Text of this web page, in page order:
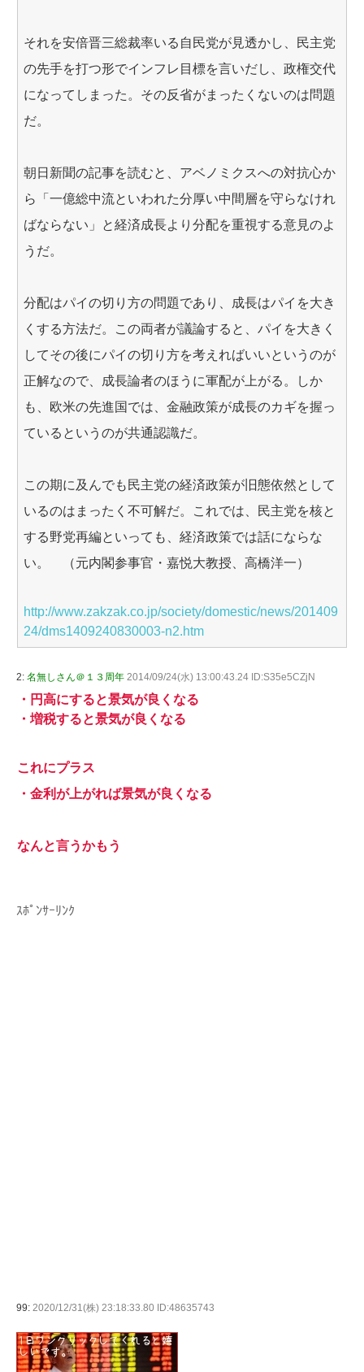
それを安倍晋三総裁率いる自民党が見透かし、民主党
の先手を打つ形でインフレ目標を言いだし、政権交代
になってしまった。その反省がまったくないのは問題
だ。
朝日新聞の記事を読むと、アベノミクスへの対抗心か
ら「一億総中流といわれた分厚い中間層を守らなけれ
ばならない」と経済成長より分配を重視する意見のよ
うだ。
分配はパイの切り方の問題であり、成長はパイを大き
くする方法だ。この両者が議論すると、パイを大きく
してその後にパイの切り方を考えればいいというのが
正解なので、成長論者のほうに軍配が上がる。しか
も、欧米の先進国では、金融政策が成長のカギを握っ
ているというのが共通認識だ。
この期に及んでも民主党の経済政策が旧態依然として
いるのはまったく不可解だ。これでは、民主党を核と
する野党再編といっても、経済政策では話にならな
い。 （元内閣参事官・嘉悦大教授、高橋洋一）
http://www.zakzak.co.jp/society/domestic/news/201409
24/dms1409240830003-n2.htm
2: 名無しさん＠１３周年 2014/09/24(水) 13:00:43.24 ID:S35e5CZjN
・円高にすると景気が良くなる
・増税すると景気が良くなる
これにプラス
・金利が上がれば景気が良くなる
なんと言うかもう
ｽﾎﾟﾝｻｰﾘﾝｸ
99: 2020/12/31(株) 23:18:33.80 ID:48635743